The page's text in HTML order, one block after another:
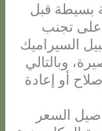
بسيطة قبل
على تجنب
السيراميك
وبالتالي
أو إعادة
السعر